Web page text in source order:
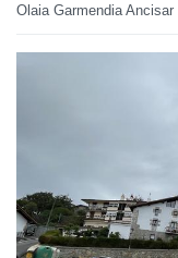
Olaia Garmendia Ancisar